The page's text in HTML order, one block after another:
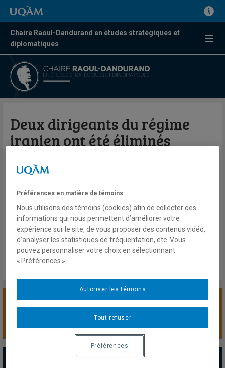
Chaire Raoul-Dandurand en études stratégiques et
diplomatiques
Deux dirigeants du régime
iranien ont été éliminés
Télé
ICI Radio-Canada
Le téléjournal avec Céline Galipeau
Mardi 17 mars 2026
Lien externe
SOUTENIR LA CHAIRE
PARTENAIRES MAJEURS
Préférences en matière de témoins
Nous utilisons des témoins (cookies) afin de collecter des
informations qui nous permettent d’améliorer votre
expérience sur le site, de vous proposer des contenus vidéo,
d’analyser les statistiques de fréquentation, etc. Vous
pouvez personnaliser votre choix en sélectionnant
« Préférences ».
Tout refuser
Autoriser les témoins
Préférences